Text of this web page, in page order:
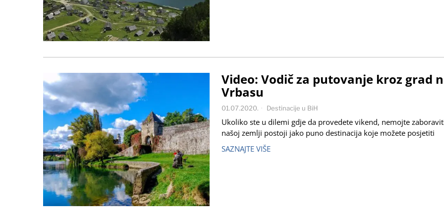
Video: Vodič za putovanje kroz grad
Vrbasu
01.07.2020. Destinacije u BiH
Ukoliko ste u dilemi gdje da provedete vikend, nemojte
našoj zemlji postoji jako puno destinacija koje možete posjetiti
SAZNAJTE VIŠE